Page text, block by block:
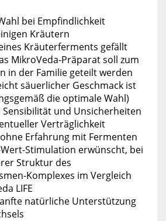
bei Empfindlichkeit
Kräutern
Kräuterferments gefällt
MikroVeda-Präparat soll zum
in der Familie geteilt werden
säuerlicher Geschmack ist
die optimale Wahl)
und Unsicherheiten
Verträglichkeit
Erfahrung mit Fermenten
Stimulation erwünscht, bei
Struktur des
Komplexes im Vergleich
LIFE
natürliche Unterstützung